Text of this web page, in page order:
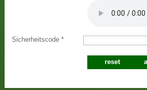
Sicherheitscode*